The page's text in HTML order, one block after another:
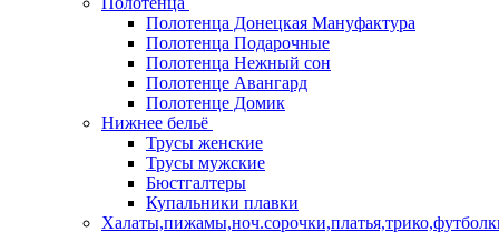
Полотенца Донецкая Мануфактура
Полотенца Подарочные
Полотенца Нежный сон
Полотенце Авангард
Полотенце Домик
Нижнее бельё
Трусы женские
Трусы мужские
Бюстгалтеры
Купальники плавки